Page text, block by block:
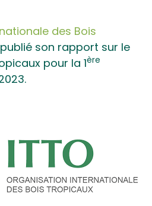
des Bois
son rapport sur le
pour la 1ère